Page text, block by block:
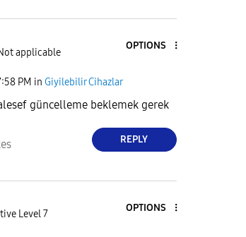
applicable
OPTIONS
PM in Giyilebilir Cihazlar
güncelleme beklemek gerek
REPLY
Level 7
OPTIONS